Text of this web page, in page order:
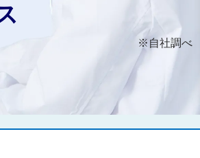
※自社調べ